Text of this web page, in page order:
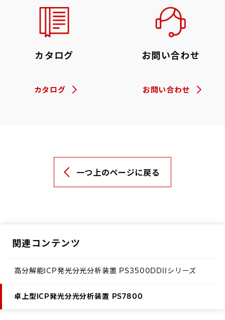
カタログ
カタログ
お問い合わせ
お問い合わせ
一つ上のページに戻る
関連コンテンツ
高分解能ICP発光分光分析装置 PS3500DDIIシリーズ
卓上型ICP発光分光分析装置 PS7800